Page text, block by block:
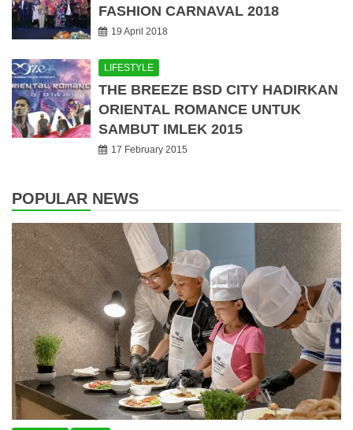
FASHION CARNAVAL 2018
19 April 2018
LIFESTYLE
THE BREEZE BSD CITY HADIRKAN
ORIENTAL ROMANCE UNTUK
SAMBUT IMLEK 2015
17 February 2015
POPULAR NEWS